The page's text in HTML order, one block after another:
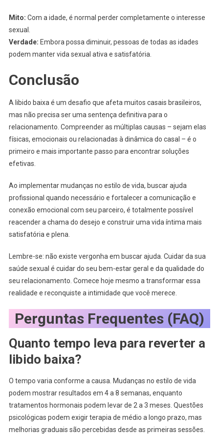
Mito: Com a idade, é normal perder completamente o interesse
sexual.
Verdade: Embora possa diminuir, pessoas de todas as idades
podem manter vida sexual ativa e satisfatória.
Conclusão
A libido baixa é um desafio que afeta muitos casais brasileiros,
mas não precisa ser uma sentença definitiva para o
relacionamento. Compreender as múltiplas causas – sejam elas
físicas, emocionais ou relacionadas à dinâmica do casal – é o
primeiro e mais importante passo para encontrar soluções
efetivas.
Ao implementar mudanças no estilo de vida, buscar ajuda
profissional quando necessário e fortalecer a comunicação e
conexão emocional com seu parceiro, é totalmente possível
reacender a chama do desejo e construir uma vida íntima mais
satisfatória e plena.
Lembre-se: não existe vergonha em buscar ajuda. Cuidar da sua
saúde sexual é cuidar do seu bem-estar geral e da qualidade do
seu relacionamento. Comece hoje mesmo a transformar essa
realidade e reconquiste a intimidade que você merece.
Perguntas Frequentes (FAQ)
Quanto tempo leva para reverter a
libido baixa?
O tempo varia conforme a causa. Mudanças no estilo de vida
podem mostrar resultados em 4 a 8 semanas, enquanto
tratamentos hormonais podem levar de 2 a 3 meses. Questões
psicológicas podem exigir terapia de médio a longo prazo, mas
melhorias graduais são percebidas desde as primeiras sessões.